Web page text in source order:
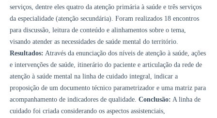
serviços, dentre eles quatro da atenção primária à saúde e três serviços
da especialidade (atenção secundária). Foram realizados 18 encontros
para discussão, leitura de conteúdo e alinhamentos sobre o tema,
visando atender as necessidades de saúde mental do território.
Resultados: Através da enunciação dos níveis de atenção à saúde, ações
e intervenções de saúde, itinerário do paciente e articulação da rede de
atenção à saúde mental na linha de cuidado integral, indicar a
proposição de um documento técnico parametrizador e uma matriz para
acompanhamento de indicadores de qualidade. Conclusão: A linha de
cuidado foi criada considerando os aspectos assistenciais,